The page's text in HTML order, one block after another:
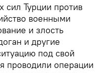
Турции против
военными
и злость
и другие
под свой
проводили операции